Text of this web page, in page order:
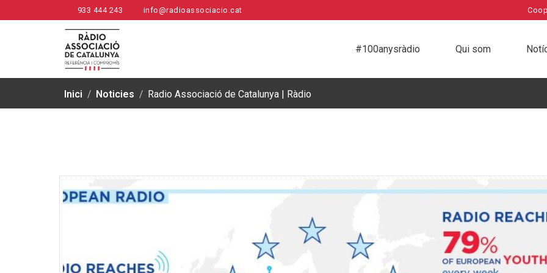
933 444 243 info@radioassociacio.cat
#100anysràdio Qui som
Inici / Noticies / Radio Associació de Catalunya | Ràdio